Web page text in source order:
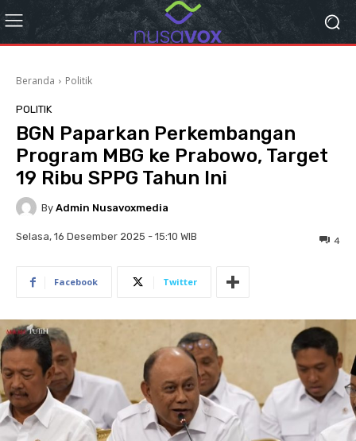
Beranda Politik
POLITIK
BGN Paparkan Perkembangan
Program MBG ke Prabowo, Target
19 Ribu SPPG Tahun Ini
By Admin Nusavoxmedia
Selasa, 16 Desember 2025 - 15:10 WIB 4
Facebook Twitter